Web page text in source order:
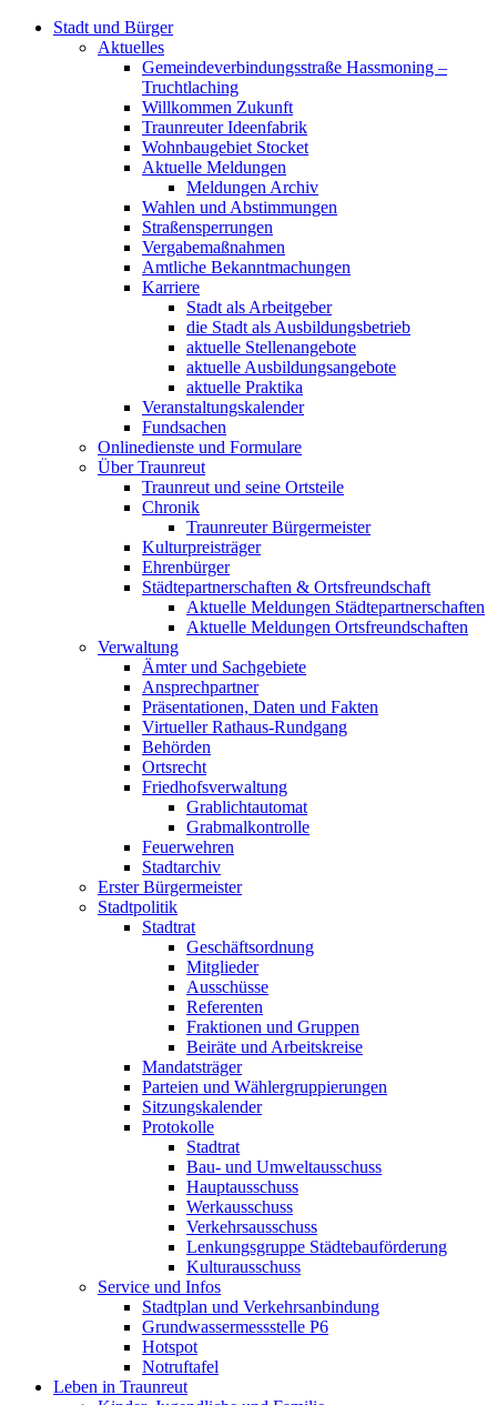
Stadt und Bürger
Aktuelles
Gemeindeverbindungsstraße Hassmoning –
Truchtlaching
Willkommen Zukunft
Traunreuter Ideenfabrik
Wohnbaugebiet Stocket
Aktuelle Meldungen
Meldungen Archiv
Wahlen und Abstimmungen
Straßensperrungen
Vergabemaßnahmen
Amtliche Bekanntmachungen
Karriere
Stadt als Arbeitgeber
die Stadt als Ausbildungsbetrieb
aktuelle Stellenangebote
aktuelle Ausbildungsangebote
aktuelle Praktika
Veranstaltungskalender
Fundsachen
Onlinedienste und Formulare
Über Traunreut
Traunreut und seine Ortsteile
Chronik
Traunreuter Bürgermeister
Kulturpreisträger
Ehrenbürger
Städtepartnerschaften & Ortsfreundschaft
Aktuelle Meldungen Städtepartnerschaften
Aktuelle Meldungen Ortsfreundschaften
Verwaltung
Ämter und Sachgebiete
Ansprechpartner
Präsentationen, Daten und Fakten
Virtueller Rathaus-Rundgang
Behörden
Ortsrecht
Friedhofsverwaltung
Grablichtautomat
Grabmalkontrolle
Feuerwehren
Stadtarchiv
Erster Bürgermeister
Stadtpolitik
Stadtrat
Geschäftsordnung
Mitglieder
Ausschüsse
Referenten
Fraktionen und Gruppen
Beiräte und Arbeitskreise
Mandatsträger
Parteien und Wählergruppierungen
Sitzungskalender
Protokolle
Stadtrat
Bau- und Umweltausschuss
Hauptausschuss
Werkausschuss
Verkehrsausschuss
Lenkungsgruppe Städtebauförderung
Kulturausschuss
Service und Infos
Stadtplan und Verkehrsanbindung
Grundwassermessstelle P6
Hotspot
Notruftafel
Leben in Traunreut